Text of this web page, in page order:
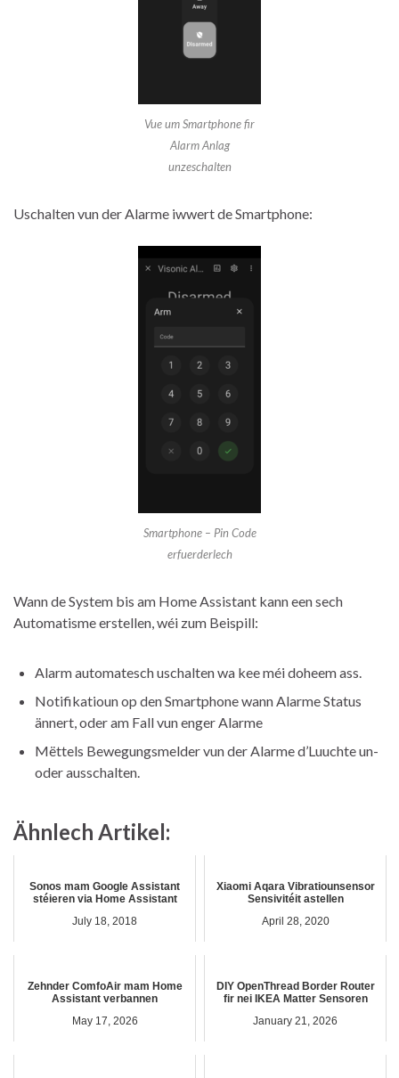
Vue um Smartphone fir
Alarm Anlag
unzeschalten
Uschalten vun der Alarme iwwert de Smartphone:
Smartphone – Pin Code
erfuerderlech
Wann de System bis am Home Assistant kann een sech
Automatisme erstellen, wéi zum Beispill:
Alarm automatesch uschalten wa kee méi doheem ass.
Notifikatioun op den Smartphone wann Alarme Status
ännert, oder am Fall vun enger Alarme
Mëttels Bewegungsmelder vun der Alarme d’Luuchte un-
oder ausschalten.
Ähnlech Artikel:
Sonos mam Google Assistant
stéieren via Home Assistant
July 18, 2018
Xiaomi Aqara Vibratiounsensor
Sensivitéit astellen
April 28, 2020
Zehnder ComfoAir mam Home
Assistant verbannen
May 17, 2026
DIY OpenThread Border Router
fir nei IKEA Matter Sensoren
January 21, 2026